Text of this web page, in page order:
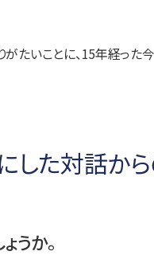
たいことに、15年経った
した対話か
うか。